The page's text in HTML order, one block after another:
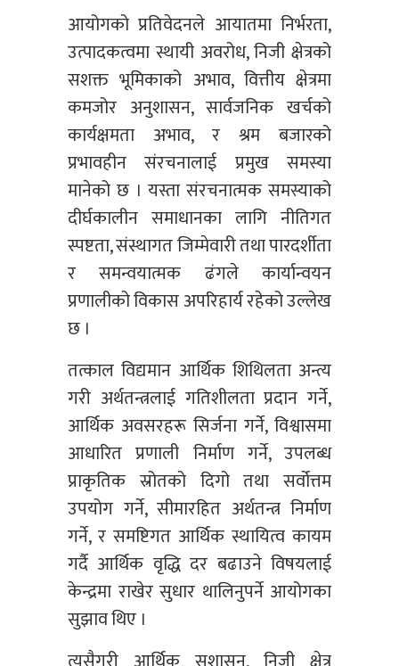
आयोगको प्रतिवेदनले आयातमा निर्भरता,
उत्पादकत्वमा स्थायी अवरोध, निजी क्षेत्रको
सशक्त भूमिकाको अभाव, वित्तीय क्षेत्रमा
कमजोर अनुशासन, सार्वजनिक खर्चको
कार्यक्षमता अभाव, र श्रम बजारको
प्रभावहीन संरचनालाई प्रमुख समस्या
मानेको छ । यस्ता संरचनात्मक समस्याको
दीर्घकालीन समाधानका लागि नीतिगत
स्पष्टता, संस्थागत जिम्मेवारी तथा पारदर्शीता
र समन्वयात्मक ढंगले कार्यान्वयन
प्रणालीको विकास अपरिहार्य रहेको उल्लेख
छ ।
तत्काल विद्यमान आर्थिक शिथिलता अन्त्य
गरी अर्थतन्त्रलाई गतिशीलता प्रदान गर्ने,
आर्थिक अवसरहरू सिर्जना गर्ने, विश्वासमा
आधारित प्रणाली निर्माण गर्ने, उपलब्ध
प्राकृतिक स्रोतको दिगो तथा सर्वोत्तम
उपयोग गर्ने, सीमारहित अर्थतन्त्र निर्माण
गर्ने, र समष्टिगत आर्थिक स्थायित्व कायम
गर्दै आर्थिक वृद्धि दर बढाउने विषयलाई
केन्द्रमा राखेर सुधार थालिनुपर्ने आयोगका
सुझाव थिए ।